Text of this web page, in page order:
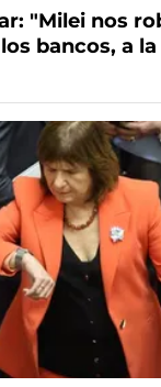
"Milei nos
bancos, a